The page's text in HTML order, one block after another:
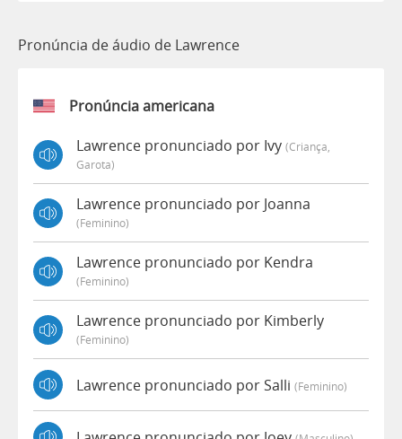
Pronúncia de áudio de Lawrence
Pronúncia americana
Lawrence pronunciado por Ivy (criança,
Garota)
Lawrence pronunciado por Joanna
(feminino)
Lawrence pronunciado por Kendra
(feminino)
Lawrence pronunciado por Kimberly
(feminino)
Lawrence pronunciado por Salli (feminino)